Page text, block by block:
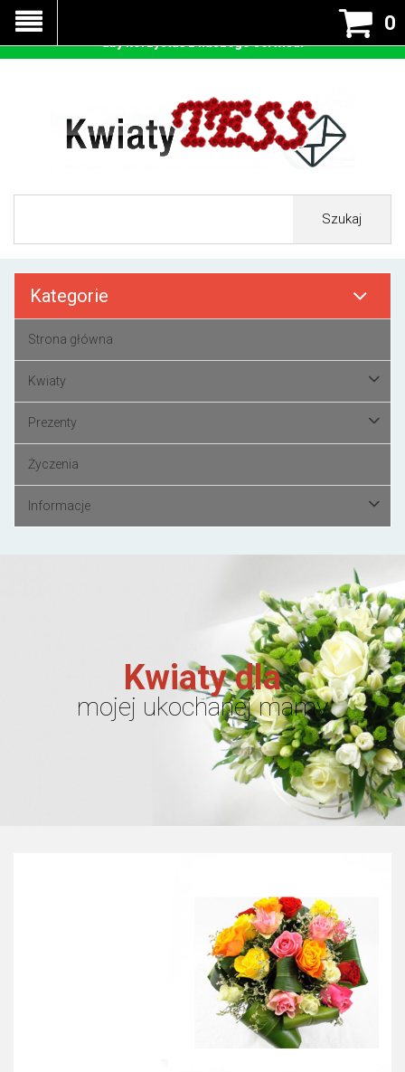
0
Szukaj
Kategorie
Strona główna
Kwiaty
Prezenty
Życzenia
Informacje
Kwiaty dla
mojej ukochanej mamy
Nasza strona korzysta z cookies - czyli tzw ciastek w celu
prawidłowego działania. Zaakceptuj przyjmowanie cookies
aby korzystać z naszego serwisu.